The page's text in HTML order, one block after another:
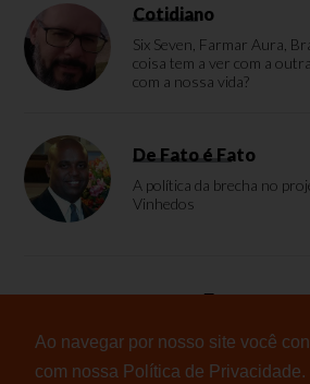
Ao navegar por nosso site você
com nossa Política de Privacidade.
Cotidiano
Six Seven, Farmar Aura,
coisa tem a ver com a
com a nossa vida?
De Fato é Fato
A política da brecha no
Vinhedos
Enquete